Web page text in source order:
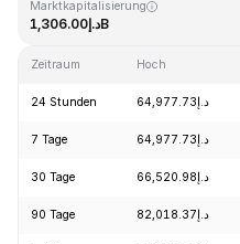
Marktkapitalisierung
د.إ1,306.00B
Zeitraum Hoch
24 Stunden د.إ64,977.73
7 Tage د.إ64,977.73
30 Tage د.إ66,520.98
90 Tage د.إ82,018.37